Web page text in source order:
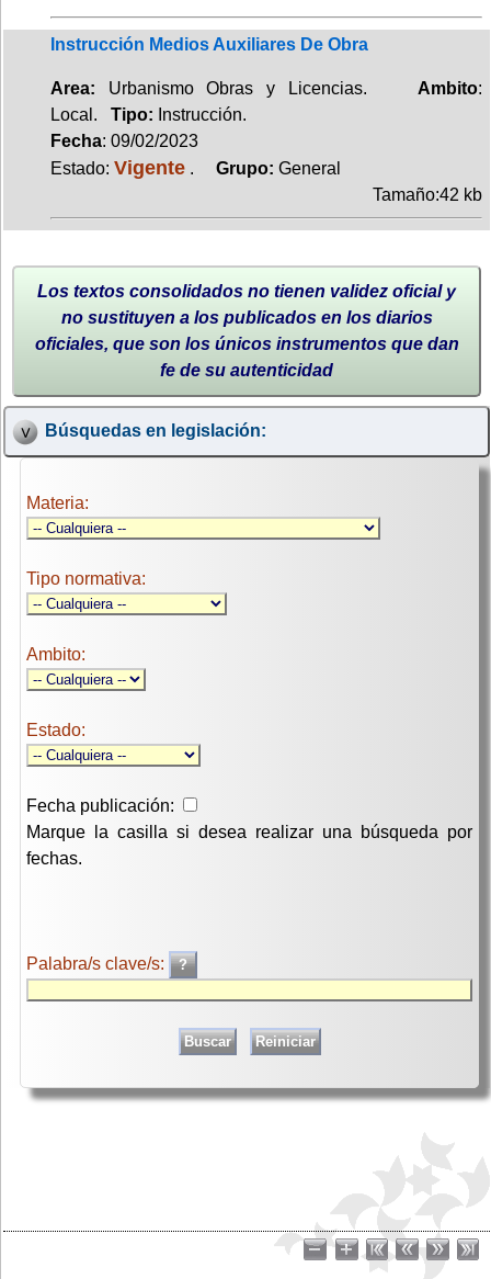
Instrucción Medios Auxiliares De Obra
Area: Urbanismo Obras y Licencias. Ambito:
Local. Tipo: Instrucción.
Fecha: 09/02/2023
Estado: Vigente . Grupo: General
Tamaño:42 kb
Los textos consolidados no tienen validez oficial y
no sustituyen a los publicados en los diarios
oficiales, que son los únicos instrumentos que dan
fe de su autenticidad
Búsquedas en legislación:
Materia:
Tipo normativa:
Ambito:
Estado:
Fecha publicación:
Marque la casilla si desea realizar una búsqueda por
fechas.
Palabra/s clave/s: